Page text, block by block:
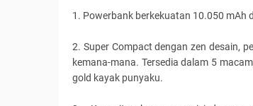
1. Powerbank berkekuatan 10.050 mAh
2. Super Compact dengan zen desain,
kemana-mana. Tersedia dalam 5
gold kayak punyaku.